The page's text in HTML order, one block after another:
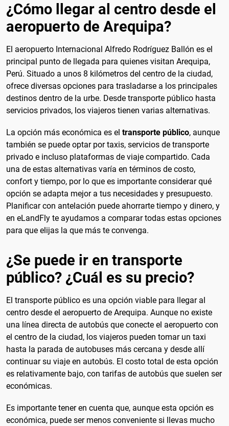
¿Cómo llegar al centro desde el
aeropuerto de Arequipa?
El aeropuerto Internacional Alfredo Rodríguez Ballón es el
principal punto de llegada para quienes visitan Arequipa,
Perú. Situado a unos 8 kilómetros del centro de la ciudad,
ofrece diversas opciones para trasladarse a los principales
destinos dentro de la urbe. Desde transporte público hasta
servicios privados, los viajeros tienen varias alternativas.
La opción más económica es el transporte público, aunque
también se puede optar por taxis, servicios de transporte
privado e incluso plataformas de viaje compartido. Cada
una de estas alternativas varía en términos de costo,
confort y tiempo, por lo que es importante considerar qué
opción se adapta mejor a tus necesidades y presupuesto.
Planificar con antelación puede ahorrarte tiempo y dinero, y
en eLandFly te ayudamos a comparar todas estas opciones
para que elijas la que más te convenga.
¿Se puede ir en transporte
público? ¿Cuál es su precio?
El transporte público es una opción viable para llegar al
centro desde el aeropuerto de Arequipa. Aunque no existe
una línea directa de autobús que conecte el aeropuerto con
el centro de la ciudad, los viajeros pueden tomar un taxi
hasta la parada de autobuses más cercana y desde allí
continuar su viaje en autobús. El costo total de esta opción
es relativamente bajo, con tarifas de autobús que suelen ser
económicas.
Es importante tener en cuenta que, aunque esta opción es
económica, puede ser menos conveniente si llevas mucho